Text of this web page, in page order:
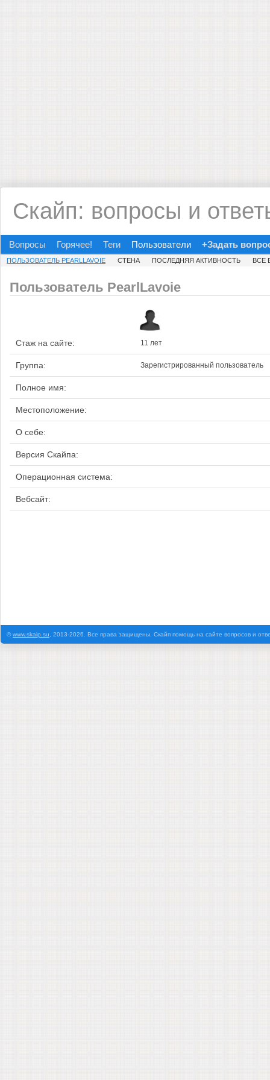
Скайп: вопросы и
Вопросы Горячее! Теги Пользователи +Задать
ПОЛЬЗОВАТЕЛЬ PEARLLAVOIE СТЕНА ПОСЛЕДНЯЯ АКТИВНОСТЬ ВСЕ
Пользователь PearlLavoie
Стаж на сайте: 11 лет
Группа: Зарегистрированный пользователь
Полное имя:
Местоположение:
О себе:
Версия Скайпа:
Операционная система:
Вебсайт:
©www.skaip.su , 2013-2026. Все права защищены. Скайп помощь на сайте вопросов и